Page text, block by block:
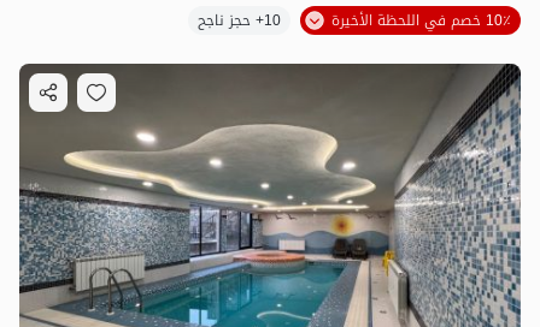
10٪ خصم في اللحظة الأخيرة
10+ حجز ناجح